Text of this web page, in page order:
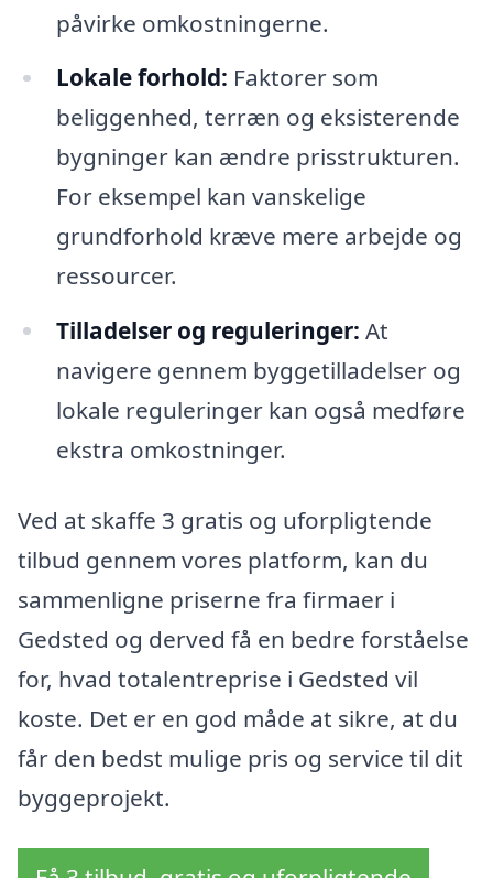
påvirke omkostningerne.
Lokale forhold: Faktorer som
beliggenhed, terræn og eksisterende
bygninger kan ændre prisstrukturen.
For eksempel kan vanskelige
grundforhold kræve mere arbejde og
ressourcer.
Tilladelser og reguleringer: At
navigere gennem byggetilladelser og
lokale reguleringer kan også medføre
ekstra omkostninger.
Ved at skaffe 3 gratis og uforpligtende
tilbud gennem vores platform, kan du
sammenligne priserne fra firmaer i
Gedsted og derved få en bedre forståelse
for, hvad totalentreprise i Gedsted vil
koste. Det er en god måde at sikre, at du
får den bedst mulige pris og service til dit
byggeprojekt.